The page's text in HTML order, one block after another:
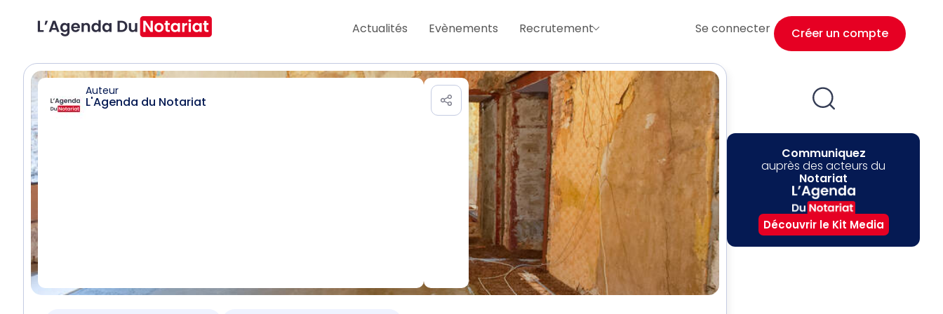
Actualités Evènements Recrutement Se connecter Créer un compte
Auteur
L'Agenda du Notariat
Communiquez
auprès des acteurs du
Notariat
Découvrir le Kit Media